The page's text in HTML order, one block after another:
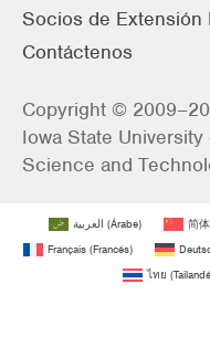
Socios de Extensión
Contáctenos
Copyright ©
Iowa State University
Science and
العربية (Árabe) 简
Français(Francés)
ไทย (